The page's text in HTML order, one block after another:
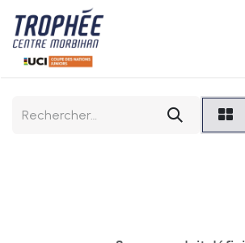
Se rendre au contenu